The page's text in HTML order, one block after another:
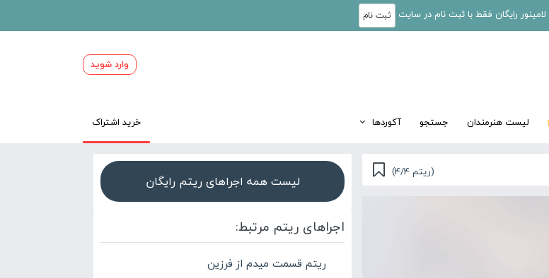
ثبت نام
وارد شوید
لیست هنرمندان جستجو آکوردها خرید اشتراک
(ریتم 4/4) لیست همه اجراهای ریتم رایگان
اجراهای ریتم مرتبط:
ریتم قسمت میدم از فرزین